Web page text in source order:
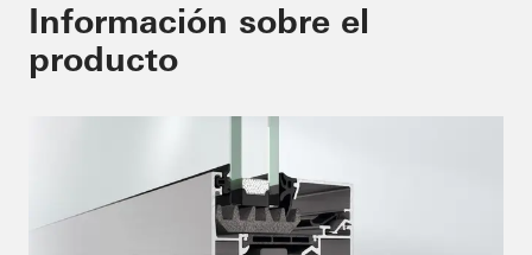
Información sobre el
producto